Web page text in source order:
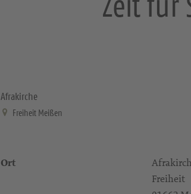
Afrakirche
Freiheit Meißen
Ort
Freiheit